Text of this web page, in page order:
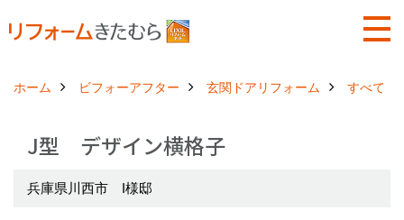
ホーム ビフォーアフター 玄関ドアリフォーム すべて
J型 デザイン横格子
兵庫県川西市 I様邸